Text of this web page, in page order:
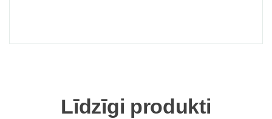
Līdzīgi produkti